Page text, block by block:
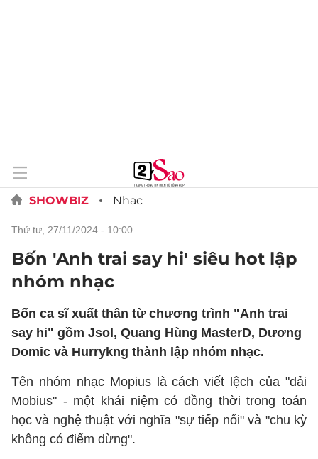
SHOWBIZ Nhạc
thứ tư, 27/11/2024 - 10:00
Bốn 'Anh trai say hi' siêu hot lập
nhóm nhạc
Bốn ca sĩ xuất thân từ chương trình "Anh trai
say hi" gồm Jsol, Quang Hùng MasterD, Dương
Domic và Hurrykng thành lập nhóm nhạc.
Tên nhóm nhạc Mopius là cách viết lệch của "dải
Mobius" - một khái niệm có đồng thời trong toán
học và nghệ thuật với nghĩa "sự tiếp nối" và "chu kỳ
không có điểm dừng".